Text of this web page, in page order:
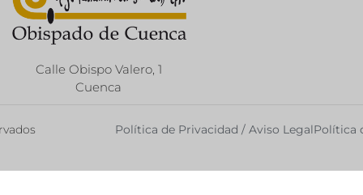
Calle Obispo Valero, 1
Cuenca
Política de Privacidad / Aviso LegalPolítica